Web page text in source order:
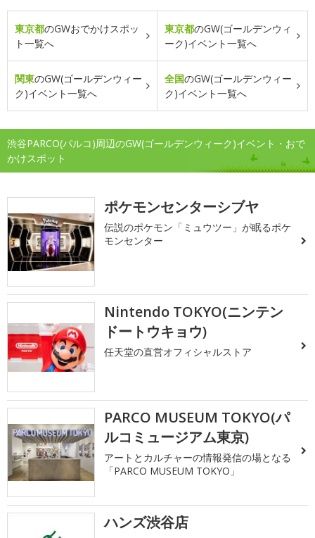
東京都のGWおでかけスポッ
ト一覧へ
東京都のGW(ゴールデンウィ
ーク)イベント一覧へ
関東のGW(ゴールデンウィー
ク)イベント一覧へ
全国のGW(ゴールデンウィー
ク)イベント一覧へ
渋谷PARCO(パルコ)周辺のGW(ゴールデンウィーク)イベント・おで
かけスポット
ポケモンセンターシブヤ
伝説のポケモン「ミュウツー」が眠るポケ
モンセンター
Nintendo TOKYO(ニンテン
ドートウキョウ)
任天堂の直営オフィシャルストア
PARCO MUSEUM TOKYO(パ
ルコミュージアム東京)
アートとカルチャーの情報発信の場となる
「PARCO MUSEUM TOKYO」
ハンズ渋谷店